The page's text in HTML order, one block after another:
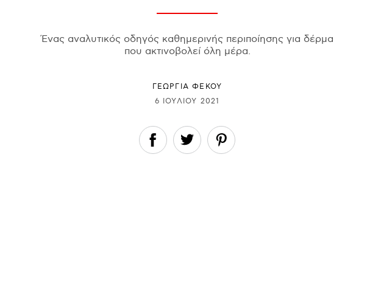
Ένας αναλυτικός οδηγός καθημερινής περιποίησης για δέρμα
που ακτινοβολεί όλη μέρα.
ΓΕΩΡΓΙΑ ΦΕΚΟΥ
6 ΙΟΥΛΊΟΥ 2021